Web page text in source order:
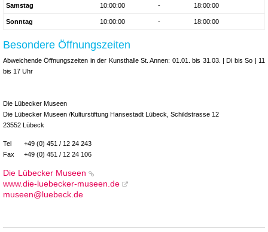
Samstag 10:00:00 - 18:00:00
Sonntag 10:00:00 - 18:00:00
Besondere Öffnungszeiten
Abweichende Öffnungszeiten in der Kunsthalle St. Annen: 01.01. bis 31.03. | Di bis So | 11
bis 17 Uhr
Die Lübecker Museen
Die Lübecker Museen /Kulturstiftung Hansestadt Lübeck, Schildstrasse 12
23552 Lübeck
Tel
+49 (0) 451 / 12 24 243
Fax
+49 (0) 451 / 12 24 106
Die Lübecker Museen
www.die-luebecker-museen.de
museen@luebeck.de